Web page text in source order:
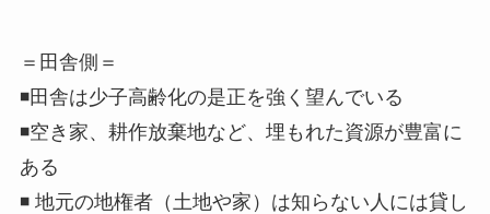
＝田舎側＝
◾田舎は少子高齢化の是正を強く望んでいる
◾空き家、耕作放棄地など、埋もれた資源が豊富に
ある
◾ 地元の地権者（土地や家）は知らない人には貸し